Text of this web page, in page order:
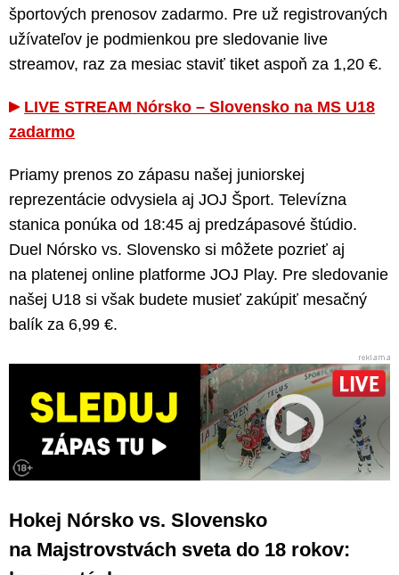
športových prenosov zadarmo. Pre už registrovaných
užívateľov je podmienkou pre sledovanie live
streamov, raz za mesiac staviť tiket aspoň za 1,20 €.
LIVE STREAM Nórsko – Slovensko na MS U18
zadarmo
Priamy prenos zo zápasu našej juniorskej
reprezentácie odvysiela aj JOJ Šport. Televízna
stanica ponúka od 18:45 aj predzápasové štúdio.
Duel Nórsko vs. Slovensko si môžete pozrieť aj
na platenej online platforme JOJ Play. Pre sledovanie
našej U18 si však budete musieť zakúpiť mesačný
balík za 6,99 €.
Hokej Nórsko vs. Slovensko
na Majstrovstvách sveta do 18 rokov: